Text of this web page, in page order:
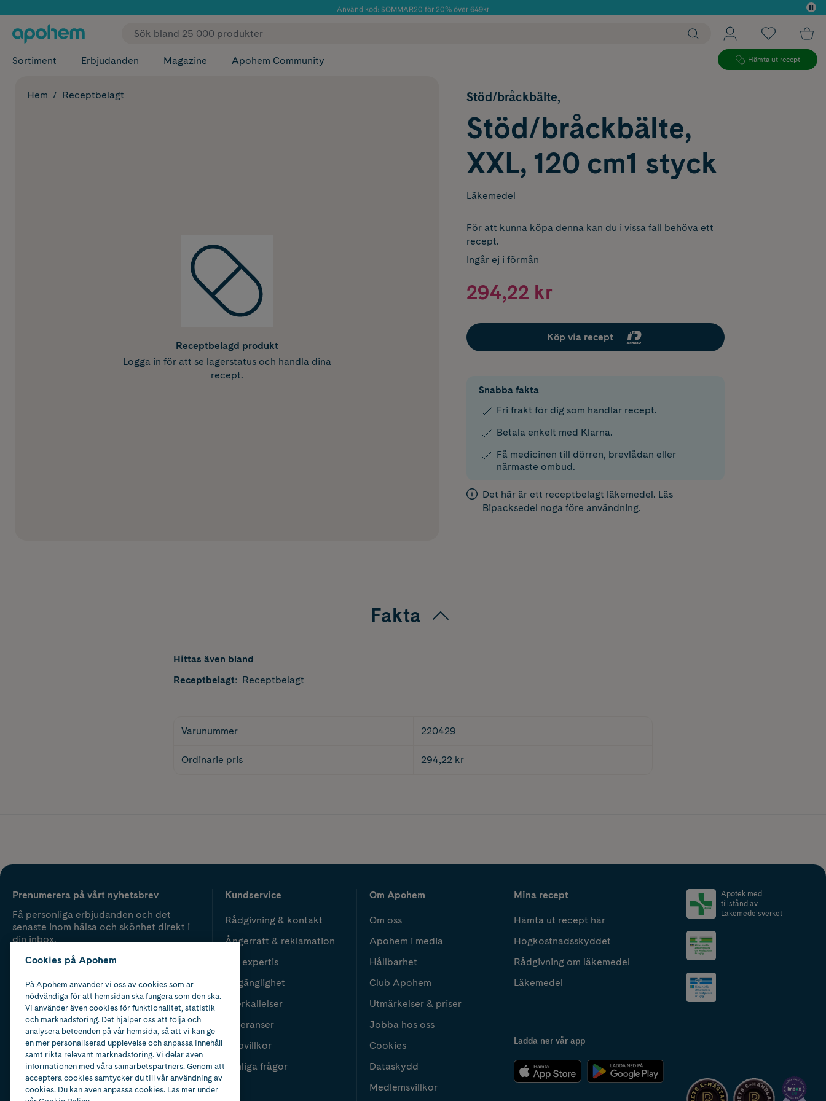
Använd kod: SOMMAR20 för 20% över 649kr
✓ Fri frakt
Sortiment Erbjudanden Magazine Apohem Community Hämta ut recept
Hem Receptbelagt
Receptbelagd produkt
Logga in för att se lagerstatus och handla dina
recept.
Stöd/bråckbälte,
Stöd/bråckbälte,
XXL, 120 cm1 styck
Läkemedel
För att kunna köpa denna kan du i vissa fall behöva ett
recept.
Ingår ej i förmån
294,22 kr
Köp via recept
Snabba fakta
Fri frakt för dig som handlar recept.
Betala enkelt med Klarna.
Få medicinen till dörren, brevlådan eller
närmaste ombud.
Det här är ett receptbelagt läkemedel. Läs
Bipacksedel noga före användning.
Fakta
Hittas även bland
Receptbelagt: Receptbelagt
Varunummer 220429
Ordinarie pris 294,22 kr
Prenumerera på vårt nyhetsbrev
Få personliga erbjudanden och det
senaste inom hälsa och skönhet direkt i
din inbox.
Kundservice
Rådgivning & kontakt
Ångerrätt & reklamation
Vår expertis
Tillgänglighet
Återkallelser
Leveranser
Köpvillkor
Vanliga frågor
Om Apohem
Om oss
Apohem i media
Hållbarhet
Club Apohem
Utmärkelser & priser
Jobba hos oss
Cookies
Dataskydd
Medlemsvillkor
Mina recept
Hämta ut recept här
Högkostnadsskyddet
Rådgivning om läkemedel
Läkemedel
Ladda ner vår app
Apotek med
tillstånd av
Läkemedelsverket
Cookies på Apohem
På Apohem använder vi oss av cookies som är
nödvändiga för att hemsidan ska fungera som den ska.
Vi använder även cookies för funktionalitet, statistik
och marknadsföring. Det hjälper oss att följa och
analysera beteenden på vår hemsida, så att vi kan ge
en mer personaliserad upplevelse och anpassa innehåll
samt rikta relevant marknadsföring. Vi delar även
informationen med våra samarbetspartners. Genom att
acceptera cookies samtycker du till vår användning av
cookies. Du kan även anpassa cookies. Läs mer under